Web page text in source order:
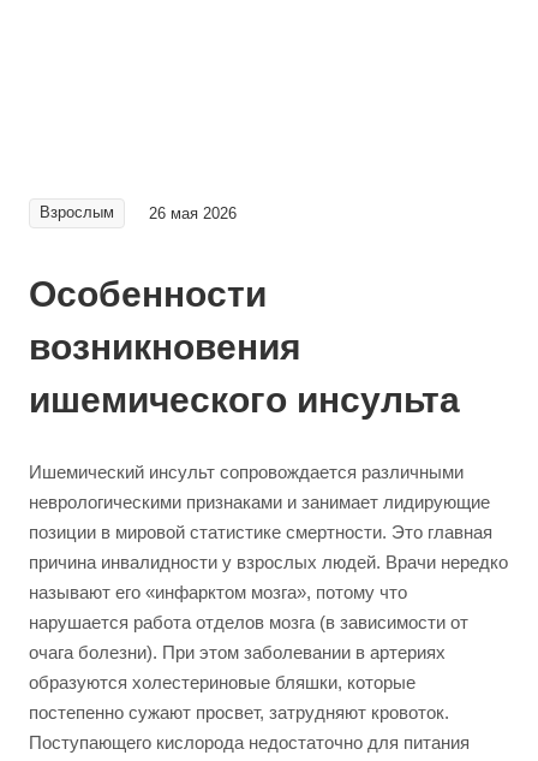
Взрослым 26 мая 2026
Особенности
возникновения
ишемического инсульта
Ишемический инсульт сопровождается различными
неврологическими признаками и занимает лидирующие
позиции в мировой статистике смертности. Это главная
причина инвалидности у взрослых людей. Врачи нередко
называют его «инфарктом мозга», потому что
нарушается работа отделов мозга (в зависимости от
очага болезни). При этом заболевании в артериях
образуются холестериновые бляшки, которые
постепенно сужают просвет, затрудняют кровоток.
Поступающего кислорода недостаточно для питания